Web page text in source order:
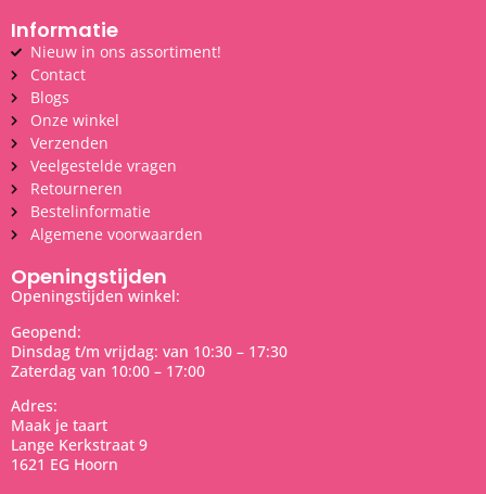
Informatie
Nieuw in ons assortiment!
Contact
Blogs
Onze winkel
Verzenden
Veelgestelde vragen
Retourneren
Bestelinformatie
Algemene voorwaarden
Openingstijden
Openingstijden winkel:
Geopend:
Dinsdag t/m vrijdag: van 10:30 – 17:30
Zaterdag van 10:00 – 17:00
Adres:
Maak je taart
Lange Kerkstraat 9
1621 EG Hoorn